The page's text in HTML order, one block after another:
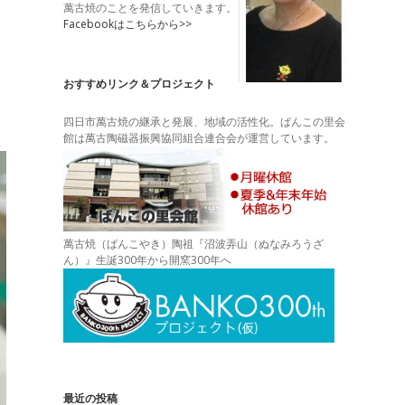
萬古焼のことを発信していきます。
Facebookはこちらから>>
おすすめリンク＆プロジェクト
四日市萬古焼の継承と発展、地域の活性化。ばんこの里会
館は萬古陶磁器振興協同組合連合会が運営しています。
萬古焼（ばんこやき）陶祖『沼波弄山（ぬなみろうざ
ん）』生誕300年から開窯300年へ
最近の投稿